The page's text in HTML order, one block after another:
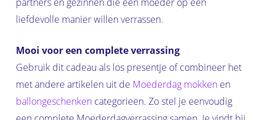
liefdevolle manier willen verrassen.
Mooi voor een complete verrassing
Gebruik dit cadeau als los presentje of combineer het
met andere artikelen uit de Moederdag mokkenen
ballongeschenkencategorieën. Zo stel je eenvoudig